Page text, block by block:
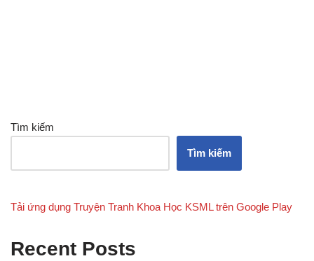
Tìm kiếm
Tìm kiếm
Tải ứng dụng Truyện Tranh Khoa Học KSML trên Google Play
Recent Posts